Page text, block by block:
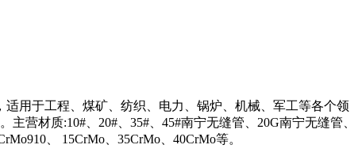
用于工程、煤矿、纺织、电力、锅炉、机械、军工等各个领
营材质:10#、20#、35#、45#南宁无缝管、20G南宁无缝管、
、 15CrMo、35CrMo、40CrMo等。